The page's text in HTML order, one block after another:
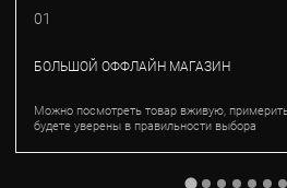
01
БОЛЬШОЙ ОФФЛАЙН МАГАЗИН
Можно посмотреть товар вживую,
будете уверены в правильности выбора